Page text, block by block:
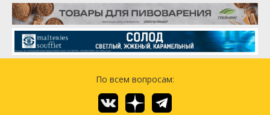
По всем вопросам: